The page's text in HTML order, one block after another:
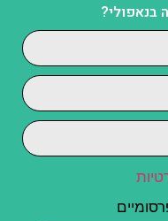
בנאפולי?